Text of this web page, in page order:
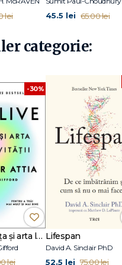
lei 45.5 lei 65.00 lei
categorie:
-30%
Outlive. Știința și arta longevității
lei
Lifespan
David A. Sinclair PhD
52.5 lei 75.00 lei